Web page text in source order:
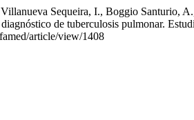
Sequeira, I., Boggio Santurio,
de tuberculosis pulmonar.
article/view/1408